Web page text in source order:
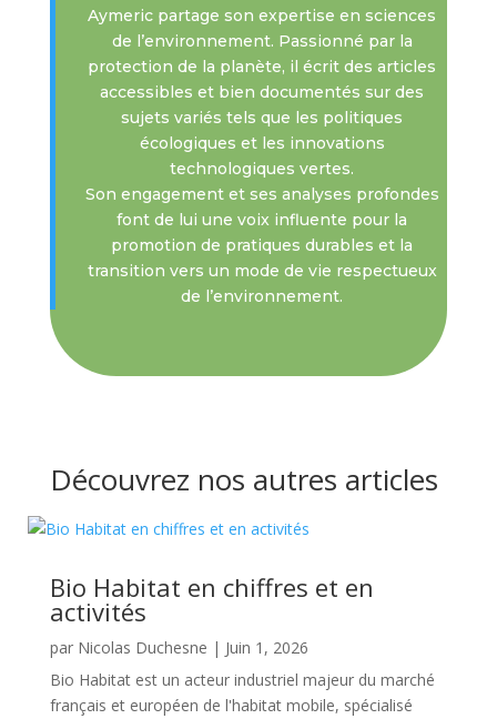
Aymeric partage son expertise en sciences
de l’environnement. Passionné par la
protection de la planète, il écrit des articles
accessibles et bien documentés sur des
sujets variés tels que les politiques
écologiques et les innovations
technologiques vertes.
Son engagement et ses analyses profondes
font de lui une voix influente pour la
promotion de pratiques durables et la
transition vers un mode de vie respectueux
de l’environnement.
Découvrez nos autres articles
Bio Habitat en chiffres et en
activités
par Nicolas Duchesne | Juin 1, 2026
Bio Habitat est un acteur industriel majeur du marché
français et européen de l'habitat mobile, spécialisé